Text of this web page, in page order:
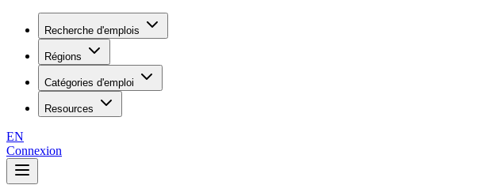
Recherche d'emplois
Régions
Catégories d'emploi
Resources
EN
Connexion